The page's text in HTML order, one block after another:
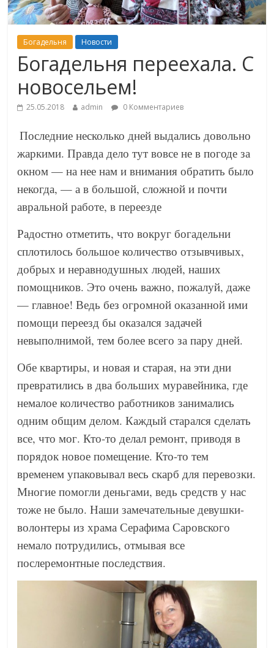
Богадельня Новости
Богадельня переехала. С
новосельем!
25.05.2018 admin 0 Комментариев
Последние несколько дней выдались довольно
жаркими. Правда дело тут вовсе не в погоде за
окном — на нее нам и внимания обратить было
некогда, — а в большой, сложной и почти
авральной работе, в переезде
Радостно отметить, что вокруг богадельни
сплотилось большое количество отзывчивых,
добрых и неравнодушных людей, наших
помощников. Это очень важно, пожалуй, даже
— главное! Ведь без огромной оказанной ими
помощи переезд бы оказался задачей
невыполнимой, тем более всего за пару дней.
Обе квартиры, и новая и старая, на эти дни
превратились в два больших муравейника, где
немалое количество работников занимались
одним общим делом. Каждый старался сделать
все, что мог. Кто-то делал ремонт, приводя в
порядок новое помещение. Кто-то тем
временем упаковывал весь скарб для перевозки.
Многие помогли деньгами, ведь средств у нас
тоже не было. Наши замечательные девушки-
волонтеры из храма Серафима Саровского
немало потрудились, отмывая все
послеремонтные последствия.